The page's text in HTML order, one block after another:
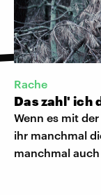
Rache
Das zahl' ich
Wenn es mit
ihr manchmal
manchmal